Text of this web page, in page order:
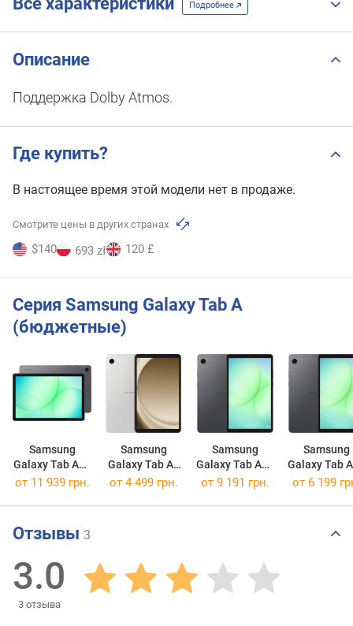
Подробнее
Описание
Поддержка Dolby Atmos.
Где купить?
В настоящее время этой модели нет в продаже.
Смотрите цены в других странах
$140 693 zł 120 £
Серия Samsung Galaxy Tab A
(бюджетные)
Samsung
Galaxy Tab A11
Plus
Samsung
Galaxy Tab A9
64GB
Samsung
Galaxy Tab A11
128GB 4G
Samsung
Galaxy Tab
64GB
от 11 939 грн. от 4 499 грн. от 9 191 грн. от 6 199
Отзывы 3
3.0
3 отзыва